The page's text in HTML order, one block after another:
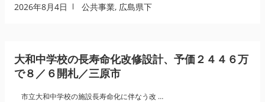
2026年8月4日 公共事業, 広島県下
大和中学校の長寿命化改修設計、予価２４４６万
で８／６開札／三原市
市立大和中学校の施設長寿命化に伴なう改 …